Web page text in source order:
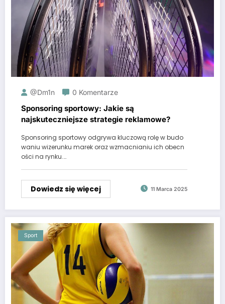
@dm1n 0 Komentarze
Sponsoring sportowy: Jakie są
najskuteczniejsze strategie reklamowe?
Sponsoring sportowy odgrywa kluczową rolę w budo
waniu wizerunku marek oraz wzmacnianiu ich obecn
ości na rynku.…
Dowiedz się więcej 11 Marca 2025
Sport